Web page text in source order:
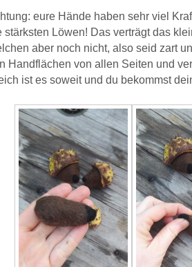
eure Hände haben sehr viel
stärksten Löwen! Das verträgt das
aber noch nicht, also seid zart
Handflächen von allen Seiten und
ist es soweit und du bekommst